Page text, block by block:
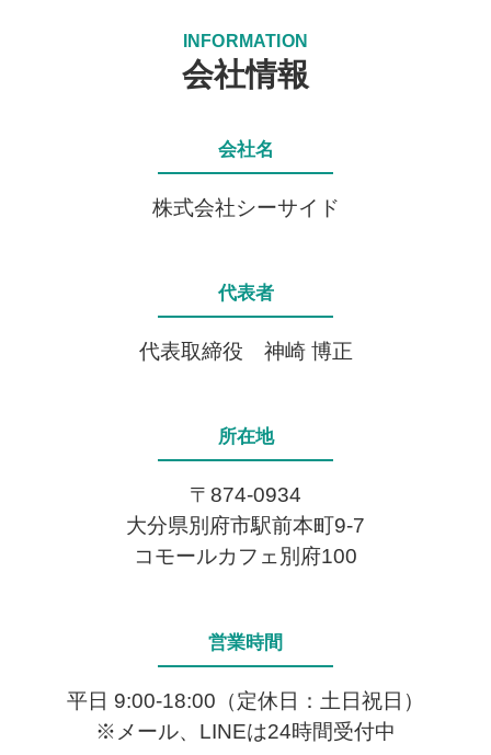
INFORMATION
会社情報
会社名
株式会社シーサイド
代表者
代表取締役 神崎 博正
所在地
〒874-0934
大分県別府市駅前本町9-7
コモールカフェ別府100
営業時間
平日 9:00-18:00（定休日：土日祝日）
※メール、LINEは24時間受付中